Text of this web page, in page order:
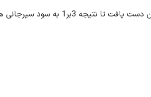
به سود سیرجانی ها بشود.